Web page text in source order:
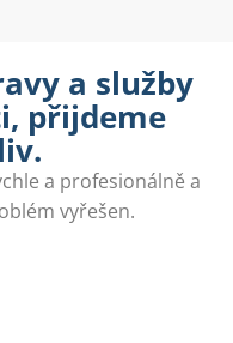
a služby
přijdeme
a profesionálně a
vyřešen.